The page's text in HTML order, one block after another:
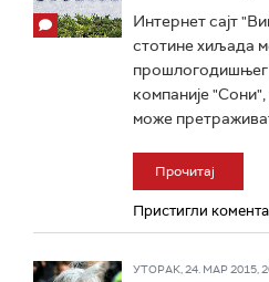
Интернет сајт
стотине хиљада
компаније
може
Прочитај
Пристигли
УТОРАК, 24. МАР 2015,